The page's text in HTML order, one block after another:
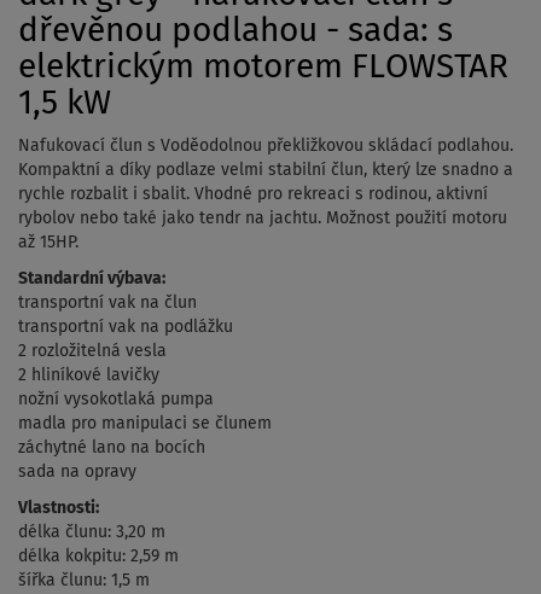
dřevěnou podlahou - sada: s
elektrickým motorem FLOWSTAR
1,5 kW
Nafukovací člun s Voděodolnou překližkovou skládací podlahou.
Kompaktní a díky podlaze velmi stabilní člun, který lze snadno a
rychle rozbalit i sbalit. Vhodné pro rekreaci s rodinou, aktivní
rybolov nebo také jako tendr na jachtu. Možnost použití motoru
až 15HP.
Standardní výbava:
transportní vak na člun
transportní vak na podlážku
2 rozložitelná vesla
2 hliníkové lavičky
nožní vysokotlaká pumpa
madla pro manipulaci se člunem
záchytné lano na bocích
sada na opravy
Vlastnosti:
délka člunu: 3,20 m
délka kokpitu: 2,59 m
šířka člunu: 1,5 m